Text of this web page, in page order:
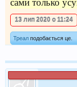
13 лип 2020 о 11:24
Треал подобається це.